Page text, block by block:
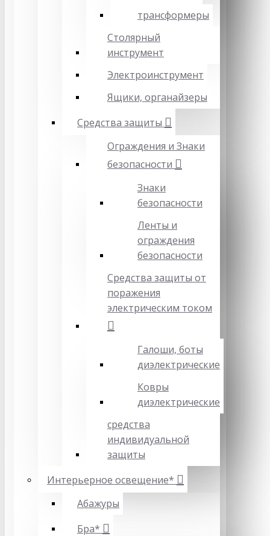
трансформеры
Столярный
инструмент
Электроинструмент
Ящики, органайзеры
Средства защиты
Ограждения и Знаки
безопасности
Знаки
безопасности
Ленты и
ограждения
безопасности
Средства защиты от
поражения
электрическим током
Галоши, боты
диэлектрические
Ковры
диэлектрические
средства
индивидуальной
защиты
Интерьерное освещение*
Абажуры
Бра*